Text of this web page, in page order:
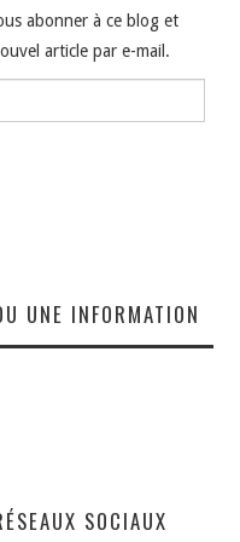
abonner à ce blog et
article par e-mail.
UNE INFORMATION
SOCIAUX